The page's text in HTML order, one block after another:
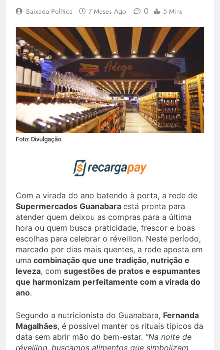
Baixada Política 7 Meses Ago 0 5 Mins
Foto: Divulgação
Com a virada do ano batendo à porta, a rede de
Supermercados Guanabara está pronta para
atender quem deixou as compras para a última
hora ou quem busca praticidade, frescor e boas
escolhas para celebrar o réveillon. Neste período,
marcado por dias mais quentes, a rede aposta em
uma combinação que une tradição, nutrição e
leveza, com sugestões de pratos e espumantes
que harmonizam perfeitamente com a virada do
ano.
Segundo a nutricionista do Guanabara, Fernanda
Magalhães, é possível manter os rituais típicos da
data sem abrir mão do bem-estar. “Na noite de
réveillon, buscamos alimentos que simbolizem